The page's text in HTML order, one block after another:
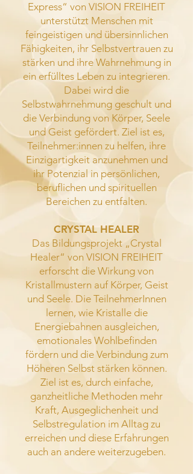
Express“ von VISION FREIHEIT
unterstützt Menschen mit
feingeistigen und übersinnlichen
Fähigkeiten, ihr Selbstvertrauen zu
stärken und ihre Wahrnehmung in
ein erfülltes Leben zu integrieren.
Dabei wird die
Selbstwahrnehmung geschult und
die Verbindung von Körper, Seele
und Geist gefördert. Ziel ist es,
Teilnehmer:innen zu helfen, ihre
Einzigartigkeit anzunehmen und
ihr Potenzial in persönlichen,
beruflichen und spirituellen
Bereichen zu entfalten.
CRYSTAL HEALER
Das Bildungsprojekt „Crystal
Healer“ von VISION FREIHEIT
erforscht die Wirkung von
Kristallmustern auf Körper, Geist
und Seele. Die TeilnehmerInnen
lernen, wie Kristalle die
Energiebahnen ausgleichen,
emotionales Wohlbefinden
fördern und die Verbindung zum
Höheren Selbst stärken können.
Ziel ist es, durch einfache,
ganzheitliche Methoden mehr
Kraft, Ausgeglichenheit und
Selbstregulation im Alltag zu
erreichen und diese Erfahrungen
auch an andere weiterzugeben.